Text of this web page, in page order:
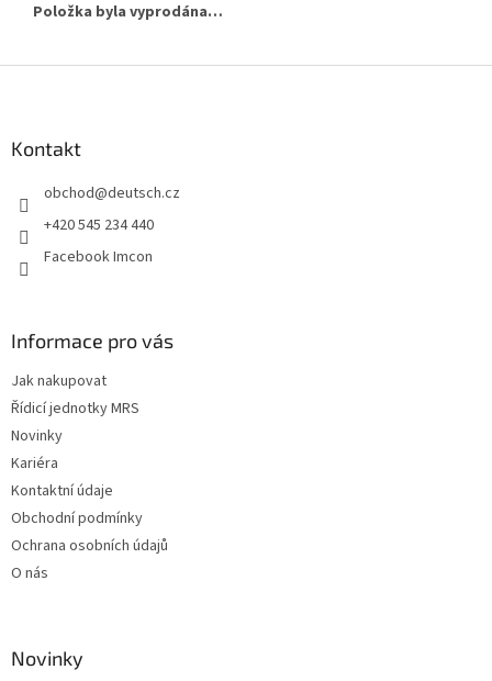
Položka byla vyprodána…
Kontakt
obchod@deutsch.cz
+420 545 234 440
Facebook Imcon
Informace pro vás
Jak nakupovat
Řídicí jednotky MRS
Novinky
Kariéra
Kontaktní údaje
Obchodní podmínky
Ochrana osobních údajů
O nás
Novinky